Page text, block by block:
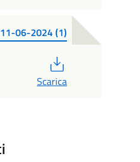
06-2024 (1)
Scarica